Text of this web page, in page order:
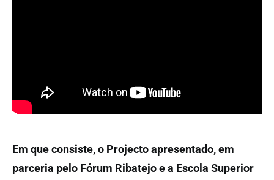
Em que consiste, o Projecto apresentado, em
parceria pelo Fórum Ribatejo e a Escola Superior